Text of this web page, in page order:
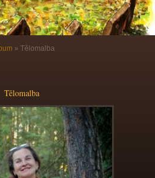
» Tělomalba
Tělomalba